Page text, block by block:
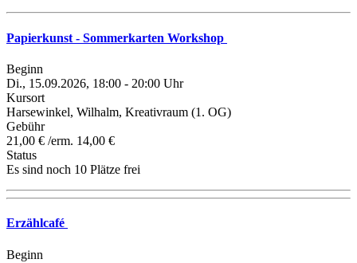
Papierkunst - Sommerkarten Workshop
Beginn
Di., 15.09.2026, 18:00 - 20:00 Uhr
Kursort
Harsewinkel, Wilhalm, Kreativraum (1. OG)
Gebühr
21,00 € /erm. 14,00 €
Status
Es sind noch 10 Plätze frei
Erzählcafé
Beginn